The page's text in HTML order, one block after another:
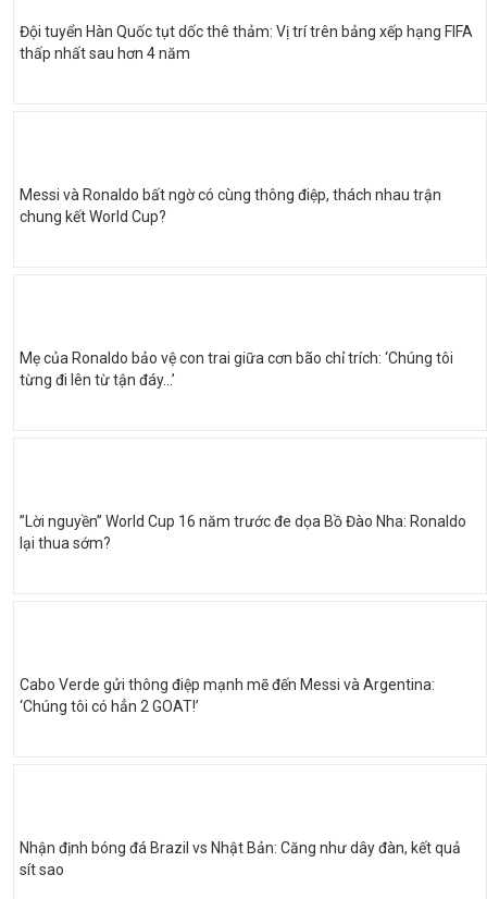
Đội tuyển Hàn Quốc tụt dốc thê thảm: Vị trí trên bảng xếp hạng FIFA
thấp nhất sau hơn 4 năm
Messi và Ronaldo bất ngờ có cùng thông điệp, thách nhau trận
chung kết World Cup?
Mẹ của Ronaldo bảo vệ con trai giữa cơn bão chỉ trích: ‘Chúng tôi
từng đi lên từ tận đáy…’
”Lời nguyền” World Cup 16 năm trước đe dọa Bồ Đào Nha: Ronaldo
lại thua sớm?
Cabo Verde gửi thông điệp mạnh mẽ đến Messi và Argentina:
‘Chúng tôi có hẳn 2 GOAT!’
Nhận định bóng đá Brazil vs Nhật Bản: Căng như dây đàn, kết quả
sít sao